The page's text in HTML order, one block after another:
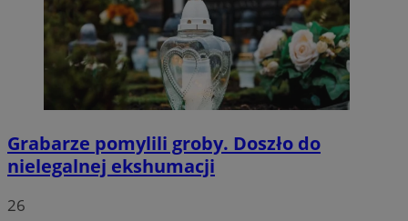
Grabarze pomylili groby. Doszło do
nielegalnej ekshumacji
26